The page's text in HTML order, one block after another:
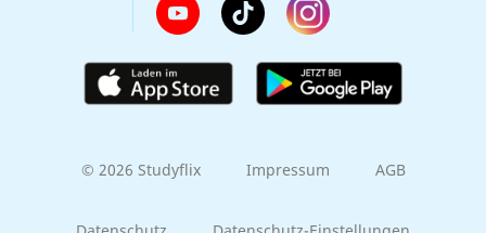
© 2026 Studyflix Impressum AGB